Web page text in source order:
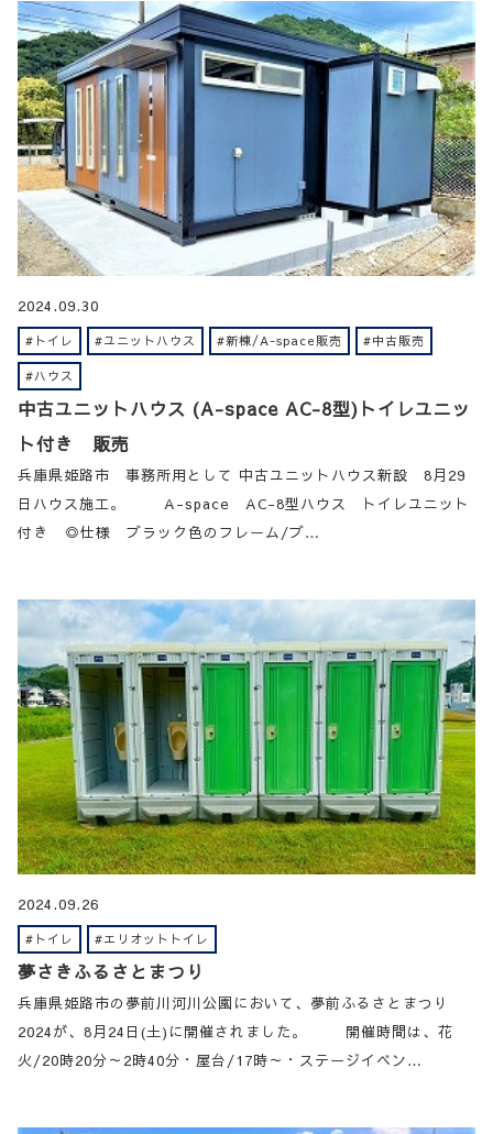
2024.09.30
#トイレ #ユニットハウス #新棟/A-space販売 #中古販売
#ハウス
中古ユニットハウス (A-space AC-8型)トイレユニッ
ト付き 販売
兵庫県姫路市 事務所用として 中古ユニットハウス新設 8月29
日ハウス施工。 A-space AC-8型ハウス トイレユニット
付き ◎仕様 ブラック色のフレーム/ブ…
2024.09.26
#トイレ #エリオットトイレ
夢さきふるさとまつり
兵庫県姫路市の夢前川河川公園において、夢前ふるさとまつり
2024が、8月24日(土)に開催されました。 開催時間は、花
火/20時20分～2時40分・屋台/17時～・ステージイベン…